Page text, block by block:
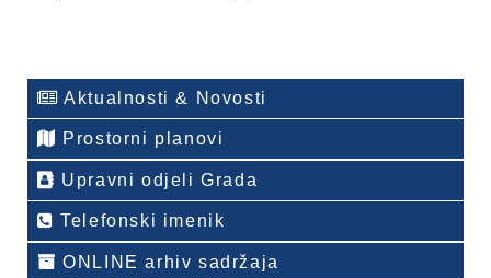
Aktualnosti & Novosti
Prostorni planovi
Upravni odjeli Grada
Telefonski imenik
ONLINE arhiv sadržaja